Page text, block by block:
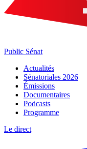
Public Sénat
Actualités
Sénatoriales 2026
Émissions
Documentaires
Podcasts
Programme
Le direct